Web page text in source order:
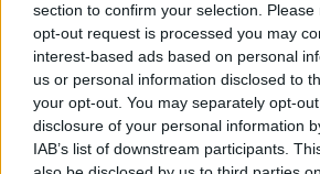
section to confirm your selection.
opt-out request is processed you may
interest-based ads based on personal
us or personal information disclosed to
your opt-out. You may separately opt-
disclosure of your personal information
IAB’s list of downstream participants.
05.08.2026 - 09:20
Καλοκαιρινό ταξίδι: Οι 8 συμβουλές που
ασφαλιστής στους πελάτες του
05.08.2026 - 08:51
Το εκλογικό «καμπανάκι» της Goldman